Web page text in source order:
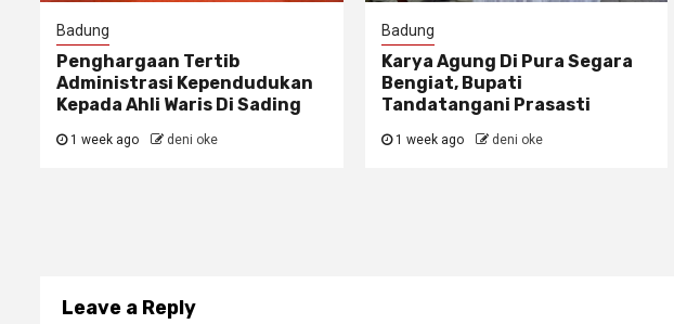
Badung
Penghargaan Tertib
Administrasi Kependudukan
Kepada Ahli Waris Di Sading
1 week ago deni oke
Badung
Karya Agung Di Pura Segara
Bengiat, Bupati
Tandatangani Prasasti
1 week ago deni oke
Leave a Reply